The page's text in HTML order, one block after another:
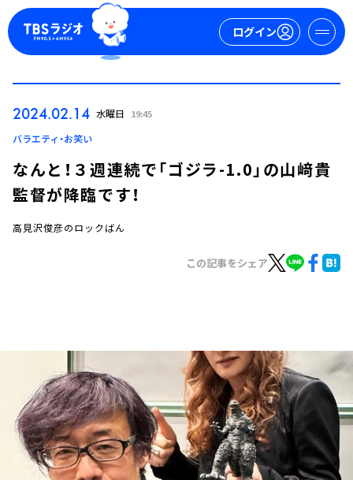
ログイン
ログイン
お知らせ
イベント・グッズ
YouTube
会社情報
2024.02.14 水曜日 19:45
バラエティ・お笑い
なんと！３週連続で「ゴジラ-1.0」の山﨑貴
監督が降臨です！
高見沢俊彦のロックばん
この記事をシェア